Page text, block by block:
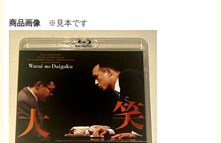
商品画像 ※見本です